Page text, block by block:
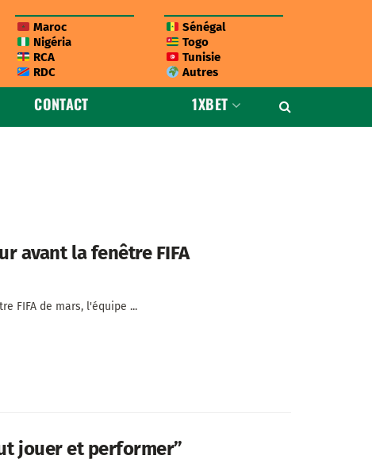
Maroc
Nigéria
RCA
RDC
Sénégal
Togo
Tunisie
Autres
CONTACT 1XBET
avant la fenêtre FIFA
FIFA de mars, l'équipe ...
jouer et performer”